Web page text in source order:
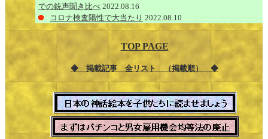
での銃声聞き比べ 2022.08.16
コロナ検査陽性で大当たり 2022.08.10
TOP PAGE
◆ 掲載記事 全リスト （掲載順） ◆